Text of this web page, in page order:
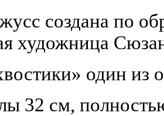
создана по
художница
один из
32 см,